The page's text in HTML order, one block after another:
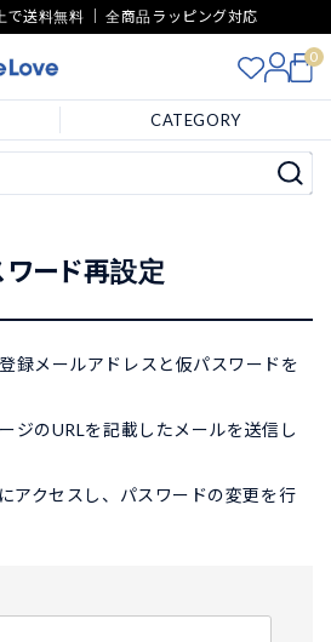
送料無料 ｜ 全商品ラッピング対応
0
CATEGORY
ワード再設定
録メールアドレスと仮パスワードを
ジのURLを記載したメールを送信し
アクセスし、パスワードの変更を行